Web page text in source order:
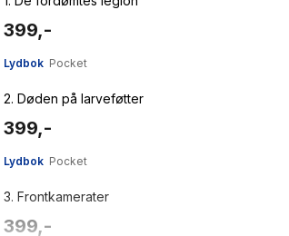
399,-
Lydbok Pocket
2. Døden på larveføtter
399,-
Lydbok Pocket
3. Frontkamerater
399,-